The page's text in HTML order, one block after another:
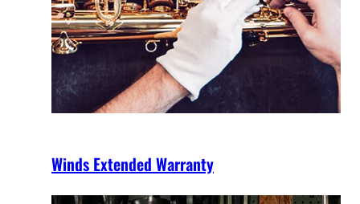
Winds Extended Warranty